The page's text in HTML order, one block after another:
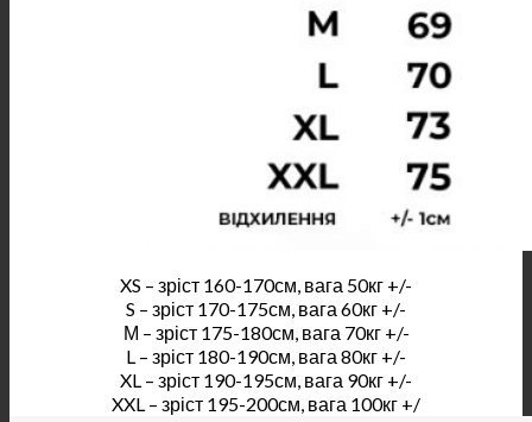
XS – зріст 160-170см, вага 50кг +/-
S – зріст 170-175см, вага 60кг +/-
М – зріст 175-180см, вага 70кг +/-
L – зріст 180-190см, вага 80кг +/-
XL – зріст 190-195см, вага 90кг +/-
XXL – зріст 195-200см, вага 100кг +/